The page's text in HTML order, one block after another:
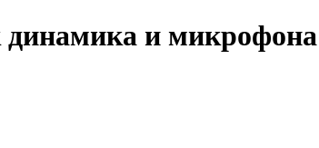
динамика и